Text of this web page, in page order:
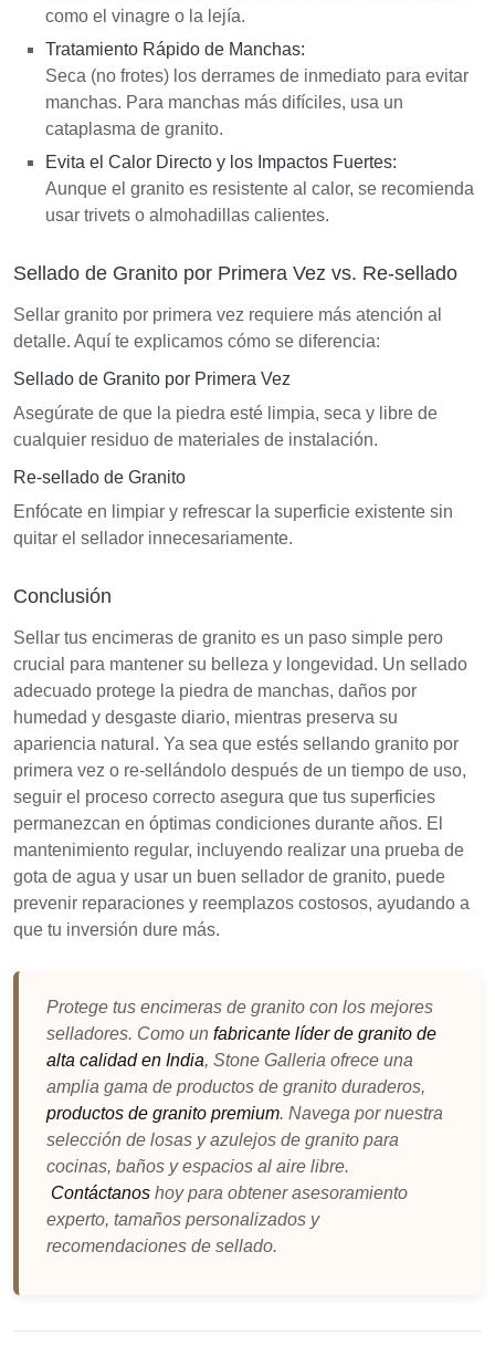
como el vinagre o la lejía.
Tratamiento Rápido de Manchas:
Seca (no frotes) los derrames de inmediato para evitar
manchas. Para manchas más difíciles, usa un
cataplasma de granito.
Evita el Calor Directo y los Impactos Fuertes:
Aunque el granito es resistente al calor, se recomienda
usar trivets o almohadillas calientes.
Sellado de Granito por Primera Vez vs. Re-sellado
Sellar granito por primera vez requiere más atención al
detalle. Aquí te explicamos cómo se diferencia:
Sellado de Granito por Primera Vez
Asegúrate de que la piedra esté limpia, seca y libre de
cualquier residuo de materiales de instalación.
Re-sellado de Granito
Enfócate en limpiar y refrescar la superficie existente sin
quitar el sellador innecesariamente.
Conclusión
Sellar tus encimeras de granito es un paso simple pero
crucial para mantener su belleza y longevidad. Un sellado
adecuado protege la piedra de manchas, daños por
humedad y desgaste diario, mientras preserva su
apariencia natural. Ya sea que estés sellando granito por
primera vez o re-sellándolo después de un tiempo de uso,
seguir el proceso correcto asegura que tus superficies
permanezcan en óptimas condiciones durante años. El
mantenimiento regular, incluyendo realizar una prueba de
gota de agua y usar un buen sellador de granito, puede
prevenir reparaciones y reemplazos costosos, ayudando a
que tu inversión dure más.
Protege tus encimeras de granito con los mejores
selladores. Como unfabricante líder de granito de
alta calidad en India, Stone Galleria ofrece una
amplia gama de productos de granito duraderos,
productos de granito premium. Navega por nuestra
selección de losas y azulejos de granito para
cocinas, baños y espacios al aire libre.
Contáctanos hoy para obtener asesoramiento
experto, tamaños personalizados y
recomendaciones de sellado.